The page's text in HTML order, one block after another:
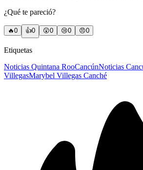
¿Qué te pareció?
🔥0 👍0 😲0 😢0 😠0
Etiquetas
Noticias Quintana RooCancúnNoticias
VillegasMarybel Villegas Canché